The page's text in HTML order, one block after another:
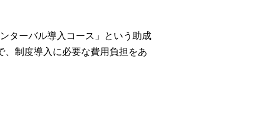
ターバル導入コース」という助成
制度導入に必要な費用負担をあ